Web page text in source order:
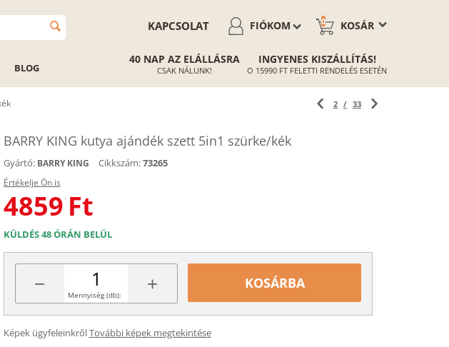
KOSÁR
0
FIÓKOM
KAPCSOLAT
BLOG
40 NAP AZ ELÁLLÁSRA
CSAK NÁLUNK!
INGYENES KISZÁLLÍTÁS!
O 15990 FT FELETTI RENDELÉS ESETÉN
2 / 33
BARRY KING kutya ajándék szett 5in1 szürke/kék
Gyártó: BARRY KING Cikkszám:73265
Értékelje Ön is
4859 Ft
KÜLDÉS 48 ÓRÁN BELÜL
− +
Mennyiség (db):
KOSÁRBA
Képek ügyfeleinkrőlTovábbi képek megtekintése